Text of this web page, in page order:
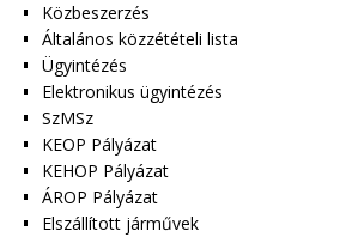
Közbeszerzés
Általános közzétételi lista
Ügyintézés
Elektronikus ügyintézés
SzMSz
KEOP Pályázat
KEHOP Pályázat
ÁROP Pályázat
Elszállított járművek